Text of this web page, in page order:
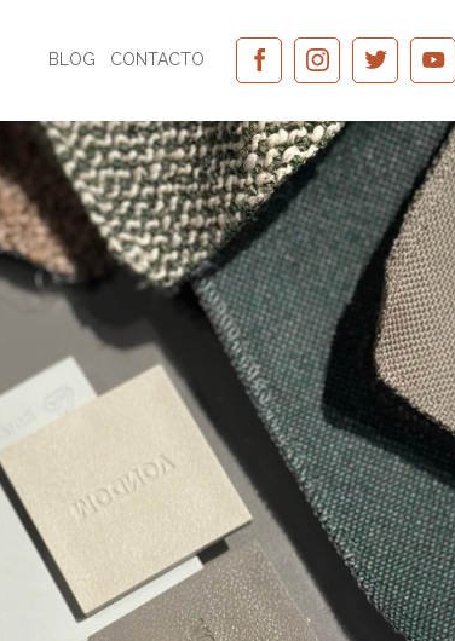
BLOG CONTACTO